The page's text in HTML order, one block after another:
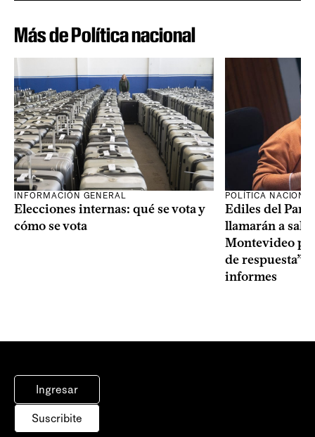
Más de Política nacional
INFORMACIÓN GENERAL
Elecciones internas: qué se vota y
cómo se vota
POLÍTICA
Ediles del
llamarán a sala
Montevideo
de respuesta”
informes
Ingresar
Suscribite